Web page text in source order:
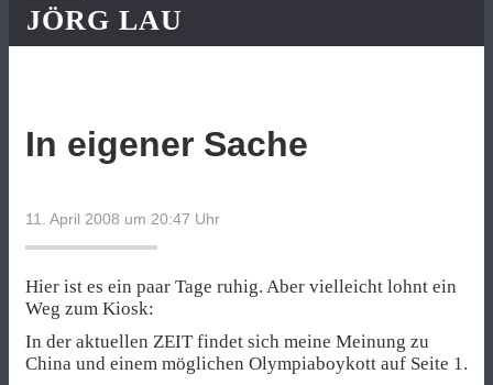
JÖRG LAU
In eigener Sache
11. April 2008 um 20:47 Uhr
Hier ist es ein paar Tage ruhig. Aber vielleicht lohnt ein
Weg zum Kiosk:
In der aktuellen ZEIT findet sich meine Meinung zu
China und einem möglichen Olympiaboykott auf Seite 1.